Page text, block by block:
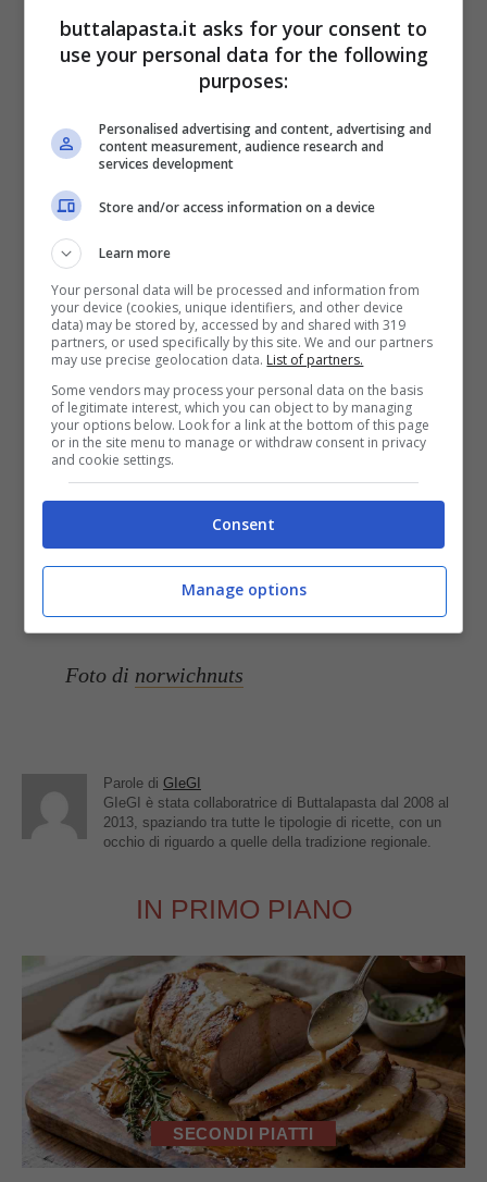
con il dito, da 12 a 15 minuti. Lasciateli
raffreddare per 5 minuti sulle placche, poi
con una spatola sollevateli e deponeteli su
delle gratelle per farli raffreddare
completamente.
Fate fondere il cioccolato a bagnomaria o
nel microonde mescolando per ottenere un
composto liscio. Usando una tasca da
pasticcere con una bocchetta liscia fate
delle righe di cioccolato sui pretzel ben
freddi, oppure usando un quantitativo
maggiore di cioccolato tuffate i pretzel nel
cioccolato fuso e fateli raffreddare su dei
vassoi coperti di carta forno.
Conservate questi biscotti in contenitori
ermetici separando gli strati con carta
forno (durano fino a 5 giorni).
Foto di norwichnuts
Parole di GIeGI
GIeGI è stata collaboratrice di Buttalapasta dal 2008 al
2013, spaziando tra tutte le tipologie di ricette, con un
occhio di riguardo a quelle della tradizione regionale.
IN PRIMO PIANO
SECONDI PIATTI
buttalapasta.it asks for your consent to
use your personal data for the following
purposes:
Personalised advertising and content, advertising and
content measurement, audience research and
services development
Store and/or access information on a device
Learn more
Your personal data will be processed and information from
your device (cookies, unique identifiers, and other device
data) may be stored by, accessed by and shared with 319
partners, or used specifically by this site. We and our partners
may use precise geolocation data. List of partners.
Some vendors may process your personal data on the basis
of legitimate interest, which you can object to by managing
your options below. Look for a link at the bottom of this page
or in the site menu to manage or withdraw consent in privacy
and cookie settings.
Consent
Manage options